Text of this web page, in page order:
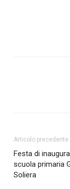
Articolo precedente
Festa di
scuola primaria
Soliera